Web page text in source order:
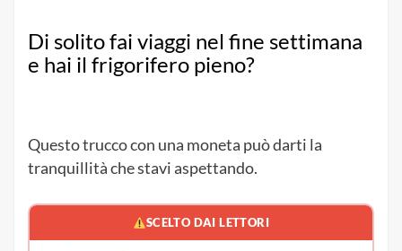
Di solito fai viaggi nel fine settimana
e hai il frigorifero pieno?
Questo trucco con una moneta può darti la
tranquillità che stavi aspettando.
SCELTO DAI LETTORI